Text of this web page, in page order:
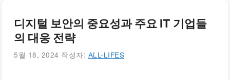
디지털 보안의 중요성과 주요 IT 기업들
의 대응 전략
5월 18, 2024 작성자: ALL-LIFES